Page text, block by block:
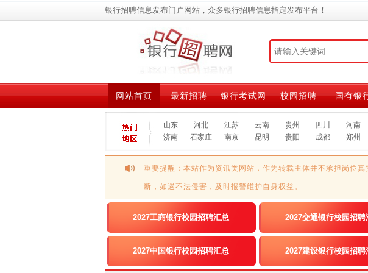
银行招聘信息发布门户网站，众多银行招聘信息指定发布平台！
网站首页 最新招聘 银行考试网 校园招聘 国有银
山东 河北 江苏 云南 贵州 四川 河南
济南
石家庄 南京 昆明 贵阳 成都 郑州
重要提醒：本站作为资讯类网站，作为转载主体并不承担岗位
断，如遇不法侵害，及时报警维护自身权益。
2027工商银行校园招聘汇总 2027交通银行校园招聘
2027中国银行校园招聘汇总 2027建设银行校园招聘